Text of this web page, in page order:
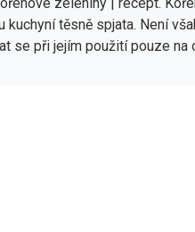
kuchyní těsně spjata. Není
se při jejím použití pouze na